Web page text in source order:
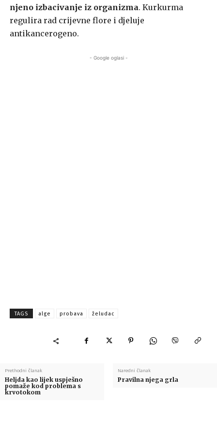
njeno izbacivanje iz organizma. Kurkurma
regulira rad crijevne flore i djeluje
antikancerogeno.
- Google oglasi -
TAGS alge probava želudac
Prethodni članak
Heljda kao lijek uspješno
pomaže kod problema s
krvotokom
Naredni članak
Pravilna njega grla